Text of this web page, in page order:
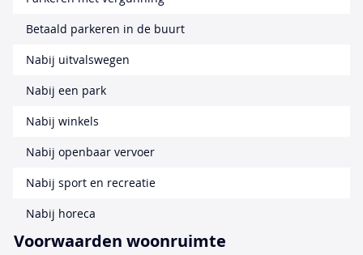
Betaald parkeren in de buurt
Nabij uitvalswegen
Nabij een park
Nabij winkels
Nabij openbaar vervoer
Nabij sport en recreatie
Nabij horeca
Voorwaarden woonruimte